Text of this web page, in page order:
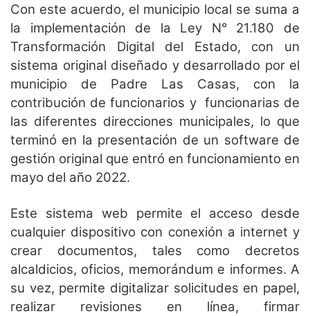
Con este acuerdo, el municipio local se suma a
la implementación de la Ley N° 21.180 de
Transformación Digital del Estado, con un
sistema original diseñado y desarrollado por el
municipio de Padre Las Casas, con la
contribución de funcionarios y funcionarias de
las diferentes direcciones municipales, lo que
terminó en la presentación de un software de
gestión original que entró en funcionamiento en
mayo del año 2022.
Este sistema web permite el acceso desde
cualquier dispositivo con conexión a internet y
crear documentos, tales como decretos
alcaldicios, oficios, memorándum e informes. A
su vez, permite digitalizar solicitudes en papel,
realizar revisiones en línea, firmar